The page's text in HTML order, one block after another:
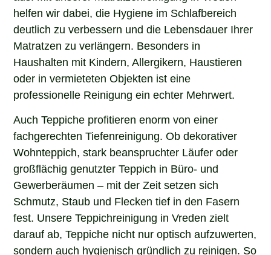
helfen wir dabei, die Hygiene im Schlafbereich
deutlich zu verbessern und die Lebensdauer Ihrer
Matratzen zu verlängern. Besonders in
Haushalten mit Kindern, Allergikern, Haustieren
oder in vermieteten Objekten ist eine
professionelle Reinigung ein echter Mehrwert.
Auch Teppiche profitieren enorm von einer
fachgerechten Tiefenreinigung. Ob dekorativer
Wohnteppich, stark beanspruchter Läufer oder
großflächig genutzter Teppich in Büro- und
Gewerberäumen – mit der Zeit setzen sich
Schmutz, Staub und Flecken tief in den Fasern
fest. Unsere Teppichreinigung in Vreden zielt
darauf ab, Teppiche nicht nur optisch aufzuwerten,
sondern auch hygienisch gründlich zu reinigen. So